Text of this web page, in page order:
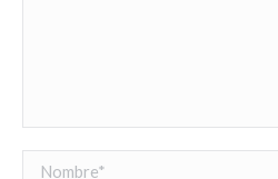
Nombre *